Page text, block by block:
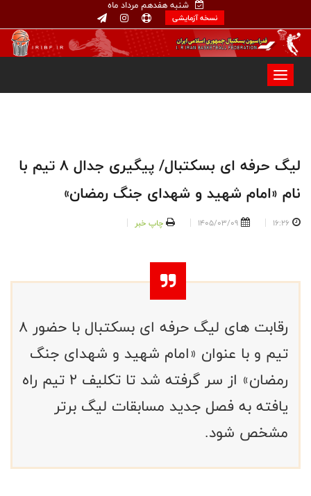
شنبه هفدهم مرداد ماه
نسخه آزمایشی
لیگ حرفه ای بسکتبال/ پیگیری جدال ۸ تیم با
نام «امام شهید و شهدای جنگ رمضان»
16:26
1405/03/09 چاپ خبر
رقابت های لیگ حرفه ای بسکتبال با حضور ۸
تیم و با عنوان «امام شهید و شهدای جنگ
رمضان» از سر گرفته شد تا تکلیف ۲ تیم راه
یافته به فصل جدید مسابقات لیگ برتر
مشخص شود.